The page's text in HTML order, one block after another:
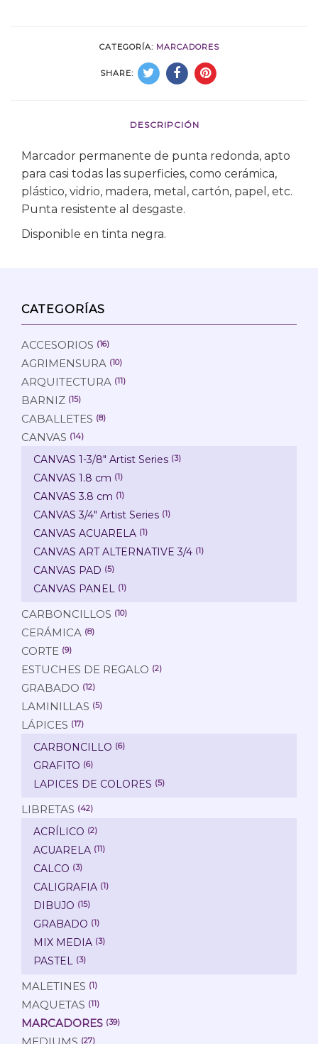
CATEGORÍA: MARCADORES
SHARE:
DESCRIPCIÓN
Marcador permanente de punta redonda, apto
para casi todas las superficies, como cerámica,
plástico, vidrio, madera, metal, cartón, papel, etc.
Punta resistente al desgaste.
Disponible en tinta negra.
CATEGORÍAS
ACCESORIOS (16)
AGRIMENSURA (10)
ARQUITECTURA (11)
BARNIZ (15)
CABALLETES (8)
CANVAS (14)
CANVAS 1-3/8" Artist Series (3)
CANVAS 1.8 cm (1)
CANVAS 3.8 cm (1)
CANVAS 3/4" Artist Series (1)
CANVAS ACUARELA (1)
CANVAS ART ALTERNATIVE 3/4 (1)
CANVAS PAD (5)
CANVAS PANEL (1)
CARBONCILLOS (10)
CERÁMICA (8)
CORTE (9)
ESTUCHES DE REGALO (2)
GRABADO (12)
LAMINILLAS (5)
LÁPICES (17)
CARBONCILLO (6)
GRAFITO (6)
LAPICES DE COLORES (5)
LIBRETAS (42)
ACRÍLICO (2)
ACUARELA (11)
CALCO (3)
CALIGRAFIA (1)
DIBUJO (15)
GRABADO (1)
MIX MEDIA (3)
PASTEL (3)
MALETINES (1)
MAQUETAS (11)
MARCADORES (39)
(27)